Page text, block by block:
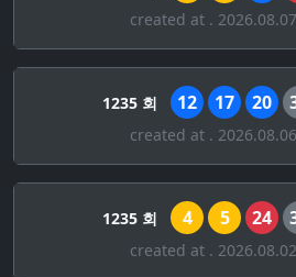
created at .
1235 회 12 17 20
created at .
1235 회 4 5 24
created at .